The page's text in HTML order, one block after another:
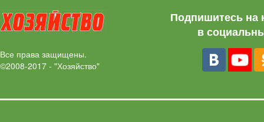
Все права защищены.
©2008-2017 - "Хозяйство"
Подпишитесь на
в